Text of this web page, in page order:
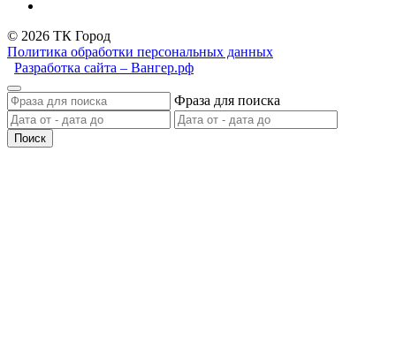
© 2026 ТК Город
Политика обработки персональных данных
Разработка сайта – Вангер.рф
Фраза для поиска
Поиск